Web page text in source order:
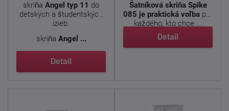
skriňa Angel typ 11 do
detských a študentských
izieb.
skriňa Angel ...
Detail
Šatníková skriňa Spike
085 je praktická voľba pre
každého, kto chce ...
Detail